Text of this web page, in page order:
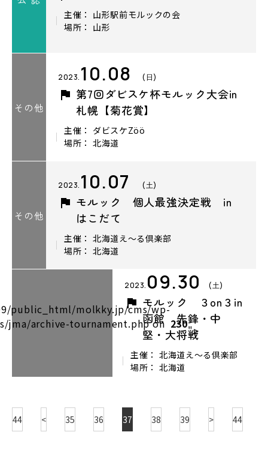
主催： 山形駅前モルックの会
場所： 山形
その他
2023. 10.08 (日)
第7回ダビスケ杯モルック大会in
札幌【菊花賞】
主催： ダビスケZöö
場所： 北海道
その他
2023. 10.07 (土)
モルック 個人最強決定戦 in
はこだて
主催： 北海道え～る倶楽部
場所： 北海道
public_html/molkky.jp/cms/wp-
jma/archive-tournament.php on 230">
2023. 09.30 (土)
モルック ３on３in
函館 先鋒・中
堅・大将戦
主催： 北海道え～る倶楽部
場所： 北海道
44 < 35 36 37 38 39 > 44